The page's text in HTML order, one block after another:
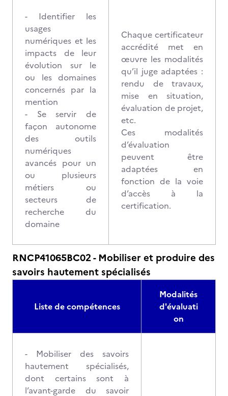
- Identifier les
usages
numériques et les
impacts de leur
évolution sur le
ou les domaines
concernés par la
mention
- Se servir de
façon autonome
des outils
numériques
avancés pour un
ou plusieurs
métiers ou
secteurs de
recherche du
domaine
Chaque certificateur
accrédité met en
œuvre les modalités
qu’il juge adaptées :
rendu de travaux,
mise en situation,
évaluation de projet,
etc.
Ces modalités
d’évaluation
peuvent être
adaptées en
fonction de la voie
d’accès à la
certification.
RNCP41065BC02 - Mobiliser et produire des
savoirs hautement spécialisés
Liste de compétences
Modalités
d'évaluati
on
- Mobiliser des savoirs
hautement spécialisés,
dont certains sont à
l’avant-garde du savoir